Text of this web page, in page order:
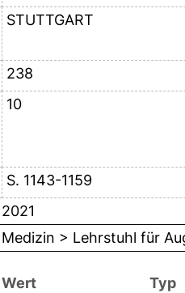
STUTTGART
238
10
S. 1143-1159
2021
Medizin > Lehrstuhl für
Wert
Typ